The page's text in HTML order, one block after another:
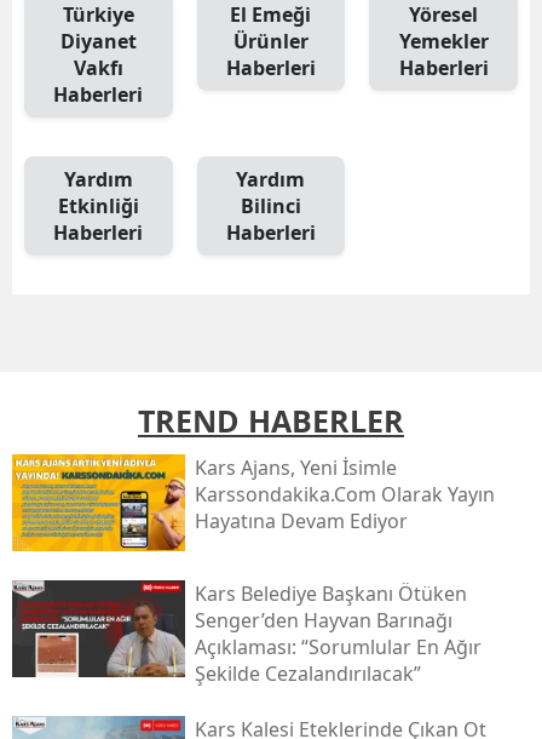
Gümüşhane
Hakkari
Kastamonu
Kayseri
Kırklareli
Kırşehir
Kocaeli
Konya
Kütahya
Türkiye
Diyanet
Vakfı
Haberleri
El Emeği
Ürünler
Haberleri
Yöresel
Yemekler
Haberleri
Yardım
Etkinliği
Haberleri
Yardım
Bilinci
Haberleri
TREND HABERLER
Kars Ajans, Yeni İsimle
Karssondakika.com Olarak Yayın
Hayatına Devam Ediyor
Kars Belediye Başkanı Ötüken
Senger’den Hayvan Barınağı
Açıklaması: “sorumlular En Ağır
Şekilde Cezalandırılacak”
Kars Kalesi Eteklerinde Çıkan Ot